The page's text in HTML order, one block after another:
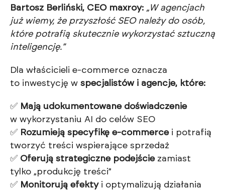
Bartosz Berliński, CEO maxroy: „W agencjach
już wiemy, że przyszłość SEO należy do osób,
które potrafią skutecznie wykorzystać sztuczną
inteligencję.”
Dla właścicieli e-commerce oznacza
to inwestycję w specjalistów i agencje, które:
✅ Mają udokumentowane doświadczenie
w wykorzystaniu AI do celów SEO
✅ Rozumieją specyfikę e-commercei potrafią
tworzyć treści wspierające sprzedaż
✅ Oferują strategiczne podejściezamiast
tylko „produkcję treści”
✅ Monitorują efektyi optymalizują działania